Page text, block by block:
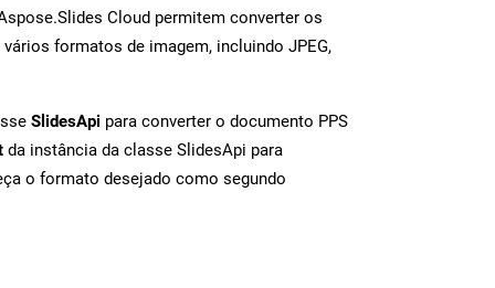
Cloud permitem converter os
formatos de imagem, incluindo JPEG,
SlidesApi para converter o documento PPS
da instância da classe SlidesApi para
o formato desejado como segundo